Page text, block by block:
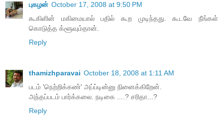
புகழன் October 17, 2008 at 9:50 PM
கூகிளின் மகிமையால் பதில் கூற முடிந்தது. கூடவே நீங்கள்
கொடுத்த க்ளூவும்தான்.
Reply
thamizhparavai October 18, 2008 at 1:11 AM
படம் 'நெற்றிக்கண்' அப்ப்டின்னு நினைக்கிறேன்.
அந்தப்படம் பார்க்கலை. நடிகை ....? சரிதா...?
Reply